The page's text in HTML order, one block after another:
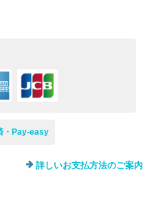
・Pay-easy
詳しいお支払方法のご案内